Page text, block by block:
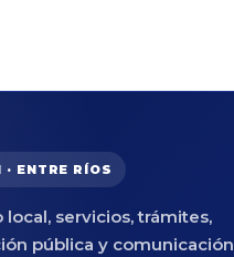
· ENTRE RÍOS
local, servicios, trámites,
pública y comunicación